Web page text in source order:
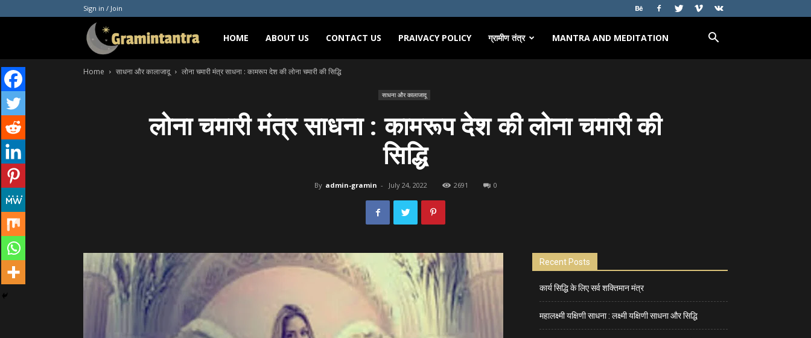
Sign in / Join
Gramintantra
HOME ABOUT US CONTACT US PRAIVACY POLICY ग्रामीण तंत्र MANTRA AND MEDITATION
Home साधना और कालाजादू लोना चमारी मंत्र साधना : कामरूप देश की लोना चमारी की सिद्धि
साधना और कालाजादू
लोना चमारी मंत्र साधना : कामरूप देश की लोना चमारी की
सिद्धि
By admin-gramin - July 24, 2022 2691 0
Recent Posts
कार्य सिद्धि के लिए सर्व शक्तिमान मंत्र
महालक्ष्मी यक्षिणी साधना : लक्ष्मी यक्षिणी साधना और सिद्धि